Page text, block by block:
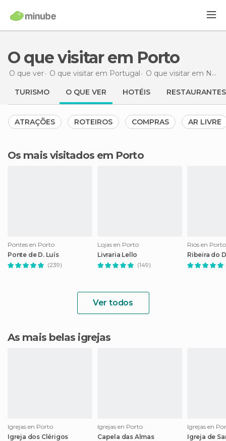
O que visitar em Porto
O que ver O que visitar em Portugal O que visitar em Norte
TURISMO O QUE VER HOTÉIS RESTAURANTES
ATRAÇÕES ROTEIROS COMPRAS AR LIVRE
Os mais visitados em Porto
Pontes en Porto
Ponte de D. Luís
(239)
Lojas en Porto
Livraria Lello
(149)
Rios en Porto
Ribeira do
Ver todos
As mais belas igrejas
Igrejas en Porto
Igreja dos Clérigos
Igrejas en Porto
Capela das Almas
Igrejas en
Igreja de